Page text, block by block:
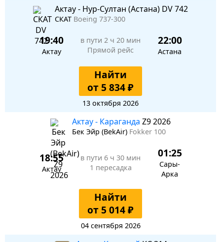
Актау - Нур-Султан (Астана) DV 742
СКАТ Boeing 737-300
19:40
Актау
в пути 2 ч 20 мин
Прямой рейс
22:00
Астана
Найти
от 5 834 ₽
13 октября 2026
Актау - Караганда Z9 2026
Бек Эйр (BekAir) Fokker 100
18:55
Актау
в пути 6 ч 30 мин
1 пересадка
01:25
Сары-
Арка
Найти
от 5 014 ₽
04 сентября 2026